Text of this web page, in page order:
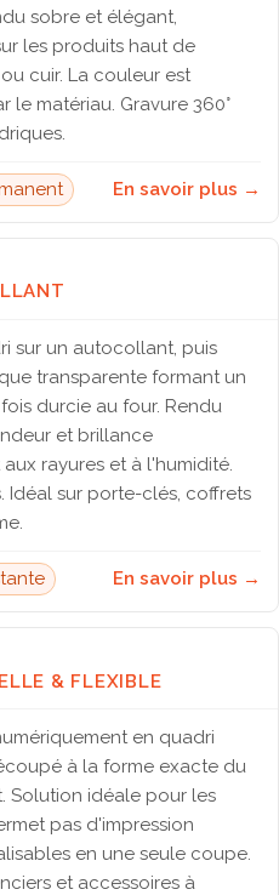
sobre et élégant,
les produits haut de
cuir. La couleur est
le matériau. Gravure 360°
En savoir plus →
sur un autocollant, puis
transparente formant un
durcie au four. Rendu
et brillance
rayures et à l'humidité.
Idéal sur porte-clés, coffrets
En savoir plus →
& FLEXIBLE
en quadri
à la forme exacte du
Solution idéale pour les
pas d'impression
en une seule coupe.
et accessoires à